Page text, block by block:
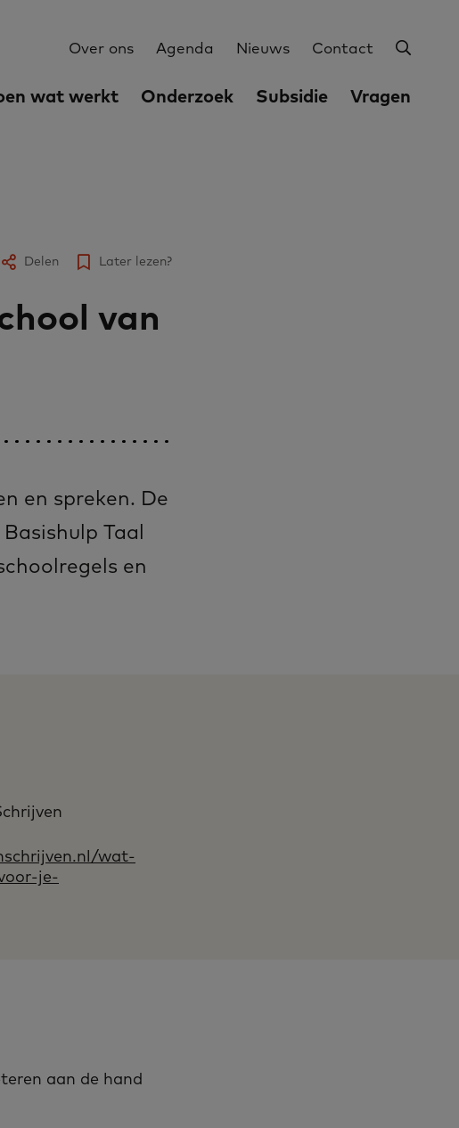
Utilities
Over ons Agenda Nieuws Contact
wat werkt Onderzoek Subsidie Vragen
Delen Later lezen?
van
en spreken. De
Taal
en
wat-
je-
aan de hand